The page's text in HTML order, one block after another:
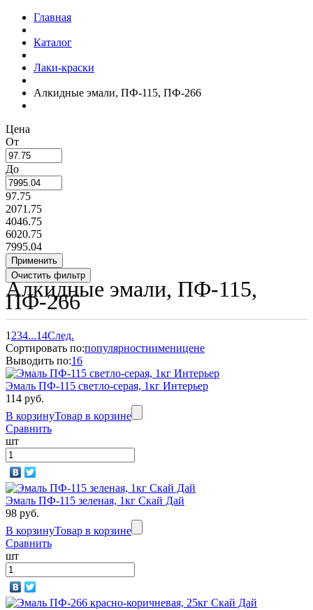
Главная
Каталог
Лаки-краски
Алкидные эмали, ПФ-115, ПФ-266
Цена
От
До
97.75
2071.75
4046.75
6020.75
7995.04
Алкидные эмали, ПФ-115,
ПФ-266
1 234...14След.
Сортировать по:популярностиименицене
Выводить по:16
Эмаль ПФ-115 светло-серая, 1кг Интерьер
114 руб.
В корзинуТовар в корзине
Сравнить
шт
Эмаль ПФ-115 зеленая, 1кг Скай Дай
98 руб.
В корзинуТовар в корзине
Сравнить
шт